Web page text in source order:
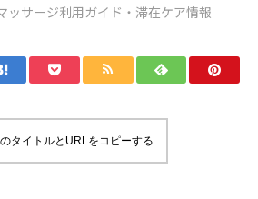
ッサージ利用ガイド・滞在ケア情報
タイトルとURLをコピーする